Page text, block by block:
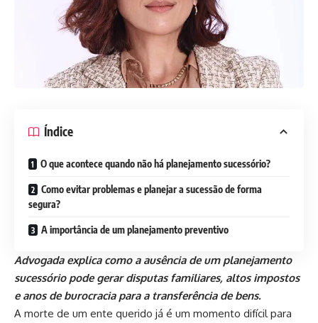
Índice
O que acontece quando não há planejamento sucessório?
Como evitar problemas e planejar a sucessão de forma
segura?
A importância de um planejamento preventivo
Advogada explica como a ausência de um planejamento
sucessório pode gerar disputas familiares, altos impostos
e anos de burocracia para a transferência de bens.
A morte de um ente querido já é um momento difícil para